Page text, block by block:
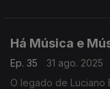
Há Música e
Ep. 35
31 ago. 2025
O legado de Luciano